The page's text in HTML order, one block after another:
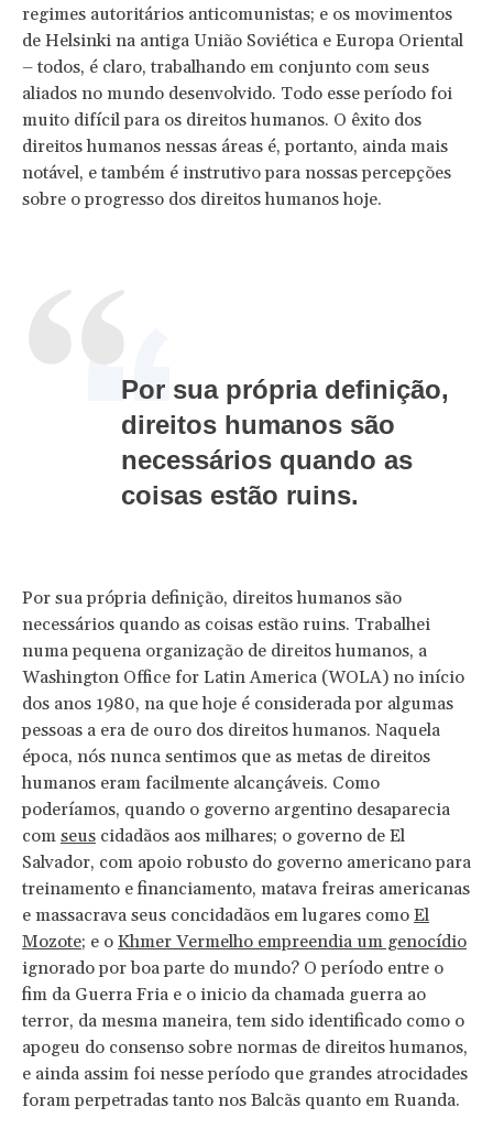
regimes autoritários anticomunistas; e os movimentos
de Helsinki na antiga União Soviética e Europa Oriental
– todos, é claro, trabalhando em conjunto com seus
aliados no mundo desenvolvido. Todo esse período foi
muito difícil para os direitos humanos. O êxito dos
direitos humanos nessas áreas é, portanto, ainda mais
notável, e também é instrutivo para nossas percepções
sobre o progresso dos direitos humanos hoje.
Por sua própria definição,
direitos humanos são
necessários quando as
coisas estão ruins.
Por sua própria definição, direitos humanos são
necessários quando as coisas estão ruins. Trabalhei
numa pequena organização de direitos humanos, a
Washington Office for Latin America (WOLA) no início
dos anos 1980, na que hoje é considerada por algumas
pessoas a era de ouro dos direitos humanos. Naquela
época, nós nunca sentimos que as metas de direitos
humanos eram facilmente alcançáveis. Como
poderíamos, quando o governo argentino desaparecia
com seus cidadãos aos milhares; o governo de El
Salvador, com apoio robusto do governo americano para
treinamento e financiamento, matava freiras americanas
e massacrava seus concidadãos em lugares como El
Mozote; e o Khmer Vermelho empreendia um genocídio
ignorado por boa parte do mundo? O período entre o
fim da Guerra Fria e o inicio da chamada guerra ao
terror, da mesma maneira, tem sido identificado como o
apogeu do consenso sobre normas de direitos humanos,
e ainda assim foi nesse período que grandes atrocidades
foram perpetradas tanto nos Balcãs quanto em Ruanda.